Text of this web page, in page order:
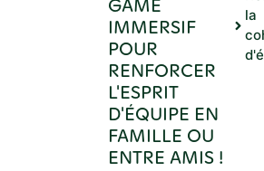
GAME
IMMERSIF
POUR
RENFORCER
L'ESPRIT
D'ÉQUIPE EN
FAMILLE OU
ENTRE AMIS !
la